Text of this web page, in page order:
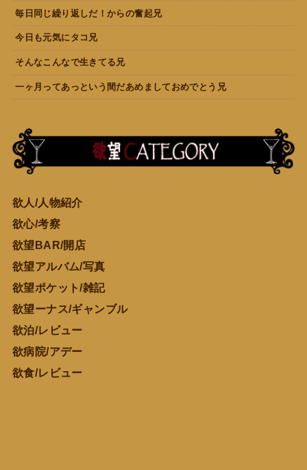
毎日同じ繰り返しだ！からの奮起兄
今日も元気にタコ兄
そんなこんなで生きてる兄
一ヶ月ってあっという間だあめましておめでとう兄
欲人/人物紹介
欲心/考察
欲望BAR/開店
欲望アルバム/写真
欲望ポケット/雑記
欲望ーナス/ギャンブル
欲泊/レビュー
欲病院/アデー
欲食/レビュー